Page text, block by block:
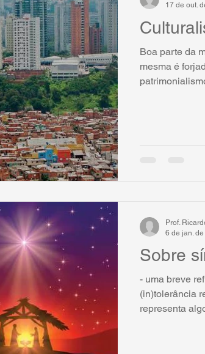
Boa parte da
mesma é
17 de out.
Sobre
- uma breve
(in)tolerância
representa
Prof.
6 de jan.